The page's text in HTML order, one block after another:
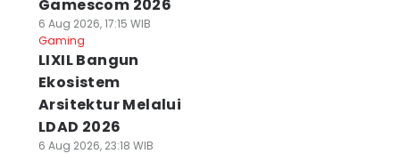
Gamescom 2026
6 Aug 2026, 17:15 WIB
Gaming
LIXIL Bangun
Ekosistem
Arsitektur Melalui
LDAD 2026
6 Aug 2026, 23:18 WIB